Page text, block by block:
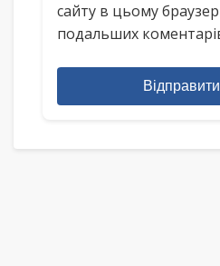
сайту в цьому
подальших
Відправити